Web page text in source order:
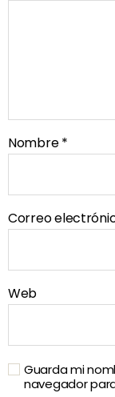
Nombre*
Correo
Web
Guarda mi
navegador